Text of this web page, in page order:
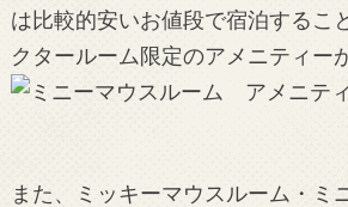
は比較的安いお値段で宿泊するこ
クタールーム限定のアメニティー
また、ミッキーマウスルーム・ミ